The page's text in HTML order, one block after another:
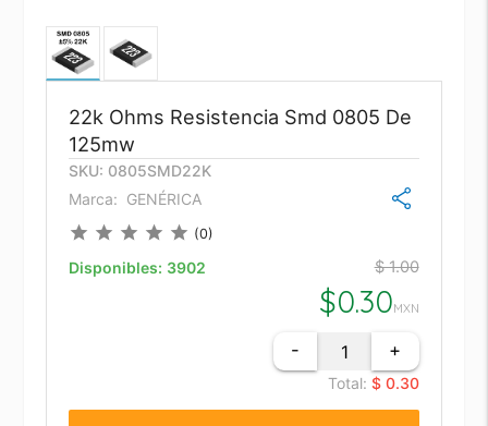
22k Ohms Resistencia Smd 0805 De
125mw
SKU: 0805SMD22K
Marca: GENÉRICA
star star star star star (0)
Disponibles: 3902 $ 1.00
$0.30MXN
- +
Total: $ 0.30